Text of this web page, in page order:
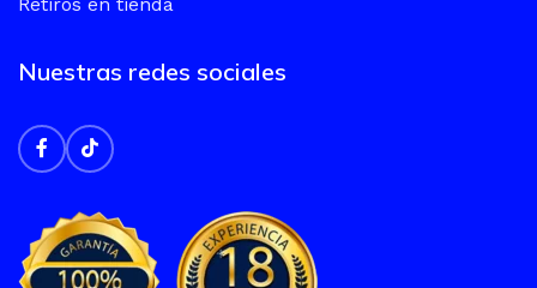
Nuestras redes sociales